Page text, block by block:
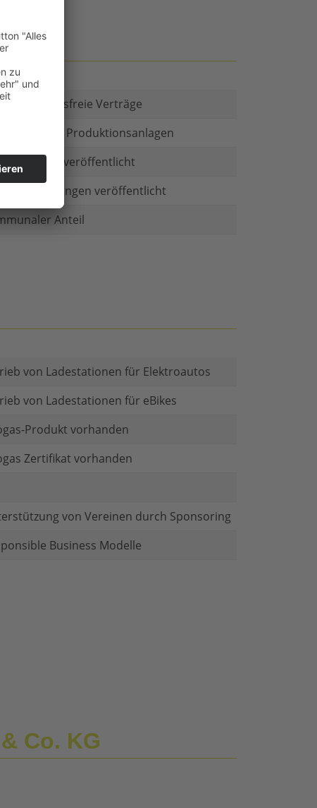
es Kautionsfreie Verträge
in Produktionsanlagen
veröffentlicht
veröffentlicht
Anteil
von Ladestationen für Elektroautos
von Ladestationen für eBikes
Produkt vorhanden
Zertifikat vorhanden
von Vereinen durch Sponsoring
Business Modelle
Co. KG